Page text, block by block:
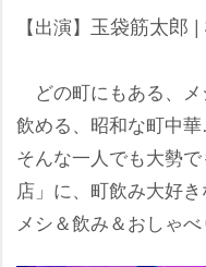
【出演】 玉袋筋太郎 |
どの町にもある、
飲める、昭和な町中華
そんな一人でも大勢
店」に、町飲み大好
メシ＆飲み＆おしゃべ